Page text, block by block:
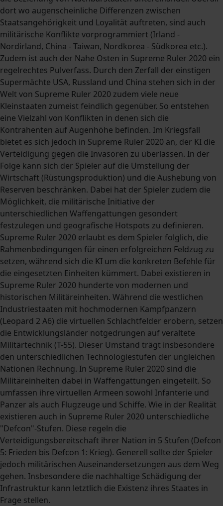
dort wo augenscheinliche Differenzen zwischen
Staatsangehörigkeit und Loyalität auftreten, sind auch
militärische Konflikte vorprogrammiert (Irland -
Nordirland, China - Taiwan, Nordkorea - Südkorea etc.).
Zudem ist auch der Nahe Osten in Supreme Ruler 2020 ein
regelrechtes Pulverfass. Durch den Zerfall der einstigen
Supermächte USA, Russland und China stehen sich in der
Welt von Supreme Ruler 2020 zudem viele neue
Kleinstaaten zumeist feindlich gegenüber. So entstehen
eine Vielzahl von Konflikten in denen sich die
Kontrahenten auf Augenhöhe befinden. Im Kriegsfall
bietet es sich jedoch in Supreme Ruler 2020 an, der KI die
Verteidigung gegen die Invasoren zu überlassen. In der
Folge kann sich der Spieler auf die Umstellung der
Wirtschaft (Rüstungsproduktion) und die Aushebung von
Reserven beschränken. Dabei hat der Spieler zudem die
Möglichkeit, die militärische Initiative der
unterschiedlichen Waffengattungen gesondert
festzulegen und geografische Hotspots zu definieren.
Supreme Ruler 2020 erlaubt es dem Spieler folglich, die
Rahmenbedingungen für einen erfolgreichen Feldzug zu
setzen, während sich die KI um die konkreten Befehle für
die eingesetzten Einheiten kümmert. Dabei existieren in
Supreme Ruler 2020 hunderte von modernen und
historischen Militäreinheiten. Während die westlichen
Industriestaaten mit hochmodernen Kampfpanzern
(Leopard 2 A6) die virtuellen Schlachtfelder erobern, setzen
die Entwicklungsländer notgedrungen auf veraltete
Militärtechnik (T-55). Dieser Umstand trägt insbesondere
den unterschiedlichen Technologiestufen der ungleichen
Nationen Rechnung. In Supreme Ruler 2020 sind die
Militäreinheiten dabei in Waffengattungen eingeteilt. So
umfassen ihre virtuellen Armeen sowohl Infanterie und
Panzer als auch Flugzeuge und Schiffe. Wie in der Realität
existieren auch in Supreme Ruler 2020 unterschiedliche
"Defcon"-Stufen. Diese regeln die
Verteidigungsbereitschaft ihrer Nation in 5 Stufen (Defcon
5: Frieden bis Defcon 1: Krieg). Generell sollte der Spieler
jedoch militärischen Auseinandersetzungen aus dem Weg
gehen. Insbesondere die nachhaltige Schädigung der
Infrastruktur kann letztlich die Existenz ihres Staates in
Frage stellen.